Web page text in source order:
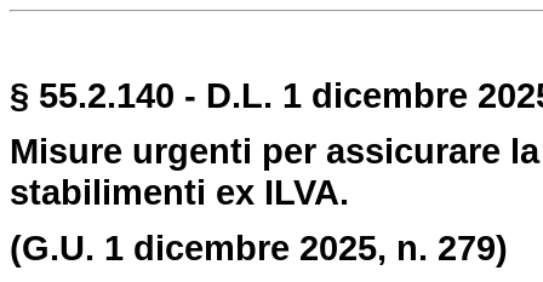
§ 55.2.140 - D.L. 1 dicembre
Misure urgenti per assicurare
stabilimenti ex ILVA.
(G.U. 1 dicembre 2025, n. 279)